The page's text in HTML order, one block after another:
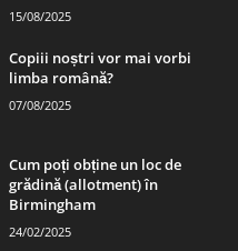
15/08/2025
Copiii noștri vor mai vorbi
limba română?
07/08/2025
Cum poți obține un loc de
grădină (allotment) în
Birmingham
24/02/2025